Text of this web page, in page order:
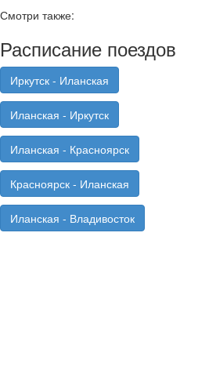
Смотри также:
Расписание поездов
Иркутск - Иланская
Иланская - Иркутск
Иланская - Красноярск
Красноярск - Иланская
Иланская - Владивосток